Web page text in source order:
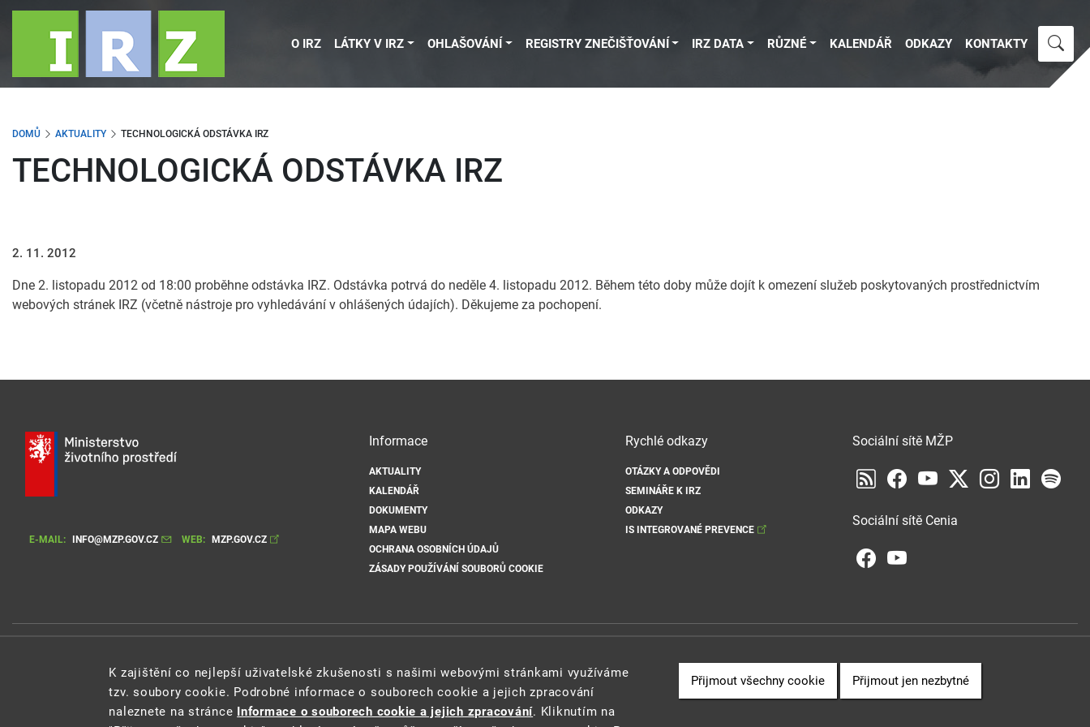
Přejít
O IRZ LÁTKY V IRZ OHLAŠOVÁNÍ REGISTRY ZNEČIŠŤOVÁNÍ IRZ DATA RŮZNÉ KALENDÁŘ ODKAZY KONTAKTY
DOMŮ AKTUALITY TECHNOLOGICKÁ ODSTÁVKA IRZ
TECHNOLOGICKÁ ODSTÁVKA IRZ
2. 11. 2012
Dne 2. listopadu 2012 od 18:00 proběhne odstávka IRZ. Odstávka potrvá do neděle 4. listopadu 2012. Během této doby může dojít k omezení služeb poskytovaných prostřednictvím
webových stránek IRZ (včetně nástroje pro vyhledávání v ohlášených údajích). Děkujeme za pochopení.
E-MAIL: INFO@MZP.GOV.CZ WEB: MZP.GOV.CZ
Informace
AKTUALITY
KALENDÁŘ
DOKUMENTY
MAPA WEBU
OCHRANA OSOBNÍCH ÚDAJŮ
ZÁSADY POUŽÍVÁNÍ SOUBORŮ COOKIE
Rychlé odkazy
OTÁZKY A ODPOVĚDI
SEMINÁŘE K IRZ
ODKAZY
IS INTEGROVANÉ PREVENCE
Sociální sítě MŽP
Sociální sítě Cenia
K zajištění co nejlepší uživatelské zkušenosti s našimi webovými stránkami využíváme
tzv. soubory cookie. Podrobné informace o souborech cookie a jejich zpracování
naleznete na stránce Informace o souborech cookie a jejich zpracování. Kliknutím na
Přijmout všechny cookie Přijmout jen nezbytné